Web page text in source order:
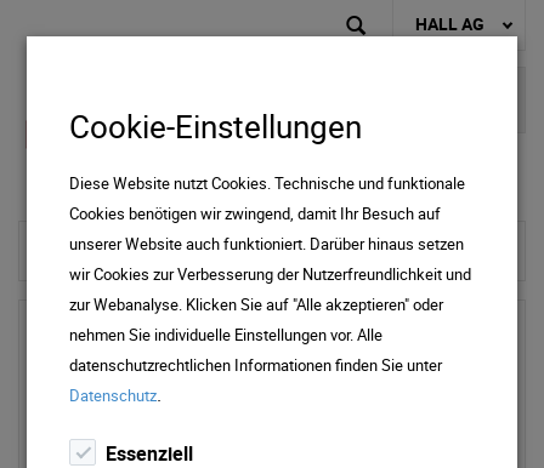
HALL AG
zur Startseite
Cookie-Einstellungen
Diese Website nutzt Cookies. Technische und funktionale
Cookies benötigen wir zwingend, damit Ihr Besuch auf
unserer Website auch funktioniert. Darüber hinaus setzen
wir Cookies zur Verbesserung der Nutzerfreundlichkeit und
zur Webanalyse. Klicken Sie auf "Alle akzeptieren" oder
nehmen Sie individuelle Einstellungen vor. Alle
datenschutzrechtlichen Informationen finden Sie unter
Datenschutz.
Essenziell